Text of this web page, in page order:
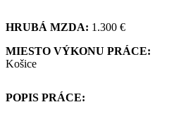
HRUBÁ MZDA: 1.300 €
MIESTO VÝKONU PRÁCE:
Košice
POPIS PRÁCE: